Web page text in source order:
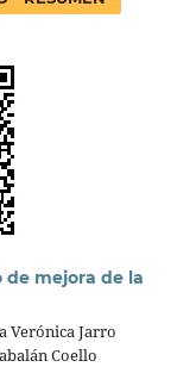
mejora de la
Verónica Jarro
Coello